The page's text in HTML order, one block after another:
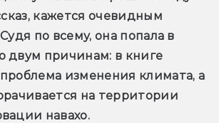
кажется очевидным
по всему, она попала в
двум причинам: в книге
изменения климата, а
на территории
навахо.